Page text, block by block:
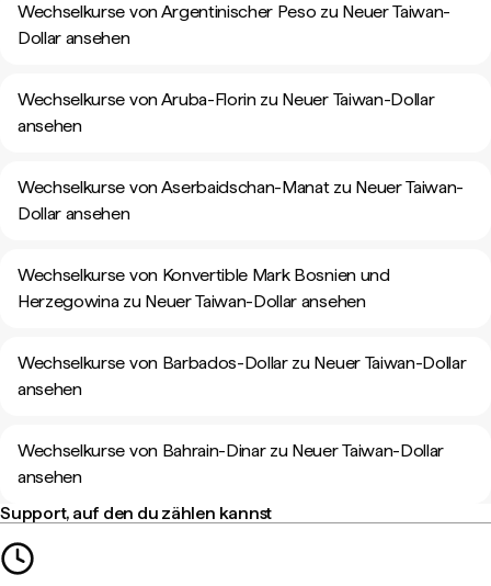
Wechselkurse von Argentinischer Peso zu Neuer Taiwan-
Dollar ansehen
Wechselkurse von Aruba-Florin zu Neuer Taiwan-Dollar
ansehen
Wechselkurse von Aserbaidschan-Manat zu Neuer Taiwan-
Dollar ansehen
Wechselkurse von Konvertible Mark Bosnien und
Herzegowina zu Neuer Taiwan-Dollar ansehen
Wechselkurse von Barbados-Dollar zu Neuer Taiwan-Dollar
ansehen
Wechselkurse von Bahrain-Dinar zu Neuer Taiwan-Dollar
ansehen
Support, auf den du zählen kannst